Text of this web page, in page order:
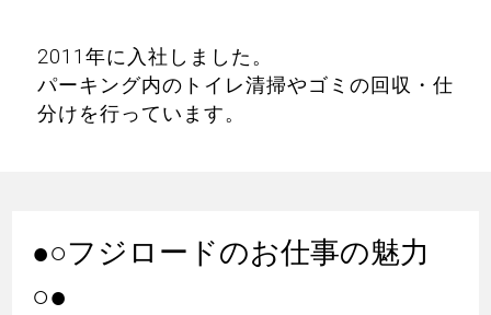
2011年に入社しました。
パーキング内のトイレ清掃やゴミの回収・仕
分けを行っています。
●○フジロードのお仕事の魅力
○●